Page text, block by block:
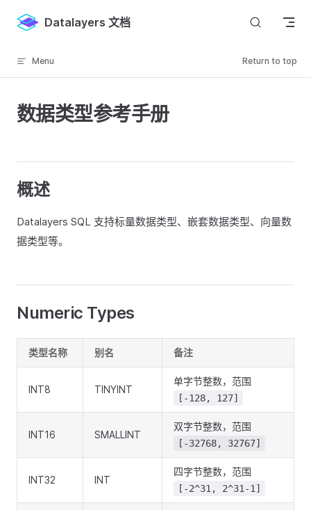
Skip to content
Datalayers 文档
Menu Return to top
数据类型参考手册
概述
Datalayers SQL 支持标量数据类型、嵌套数据类型、向量数
据类型等。
Numeric Types
类型名称 别名 备注
INT8 TINYINT
单字节整数，范围
[-128, 127]
INT16 SMALLINT
双字节整数，范围
[-32768, 32767]
INT32 INT
四字节整数，范围
[-2^31, 2^31-1]